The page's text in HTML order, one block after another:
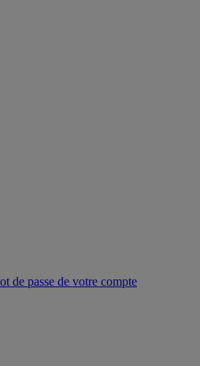
de passe de votre compte